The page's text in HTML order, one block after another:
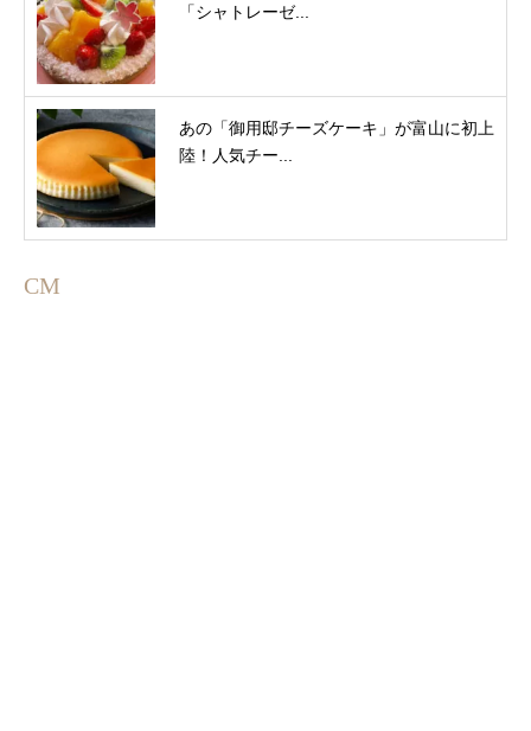
「シャトレーゼ...
あの「御用邸チーズケーキ」が富山に初上
陸！人気チー...
CM